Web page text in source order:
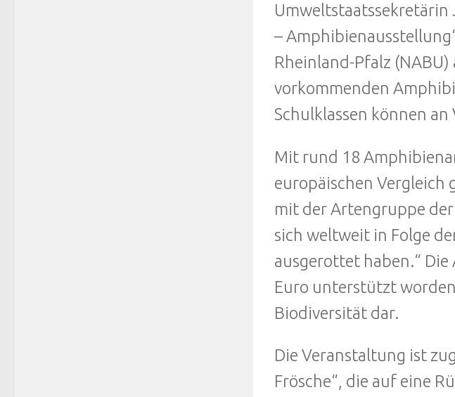
Umweltstaatssekretärin
–
Rheinland-Pfalz
vorkommenden
Schulklassen können
Mit rund 18
europäischen Vergleich
mit der Artengruppe
sich weltweit in Folge
ausgerottet haben.“
Euro unterstützt
Biodiversität dar.
Die Veranstaltung ist
Frösche“, die auf eine